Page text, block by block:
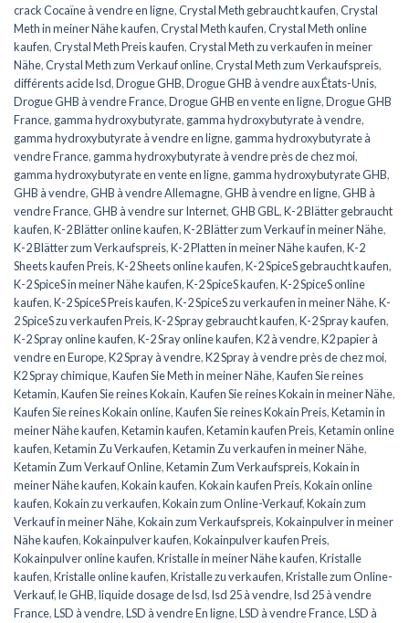
crack Cocaïne à vendre en ligne,Crystal Meth gebraucht kaufen,Crystal
Meth in meiner Nähe kaufen,Crystal Meth kaufen,Crystal Meth online
kaufen,Crystal Meth Preis kaufen,Crystal Meth zu verkaufen in meiner
Nähe,Crystal Meth zum Verkauf online,Crystal Meth zum Verkaufspreis,
différents acide lsd,Drogue GHB,Drogue GHB à vendre aux États-Unis,
Drogue GHB à vendre France,Drogue GHB en vente en ligne,Drogue GHB
France, gamma hydroxybutyrate, gamma hydroxybutyrate à vendre,
gamma hydroxybutyrate à vendre en ligne, gamma hydroxybutyrate à
vendre France, gamma hydroxybutyrate à vendre près de chez moi,
gamma hydroxybutyrate en vente en ligne, gamma hydroxybutyrate GHB,
GHB à vendre,GHB à vendre Allemagne,GHB à vendre en ligne,GHB à
vendre France,GHB à vendre sur Internet,GHB GBL ,K-2 Blätter gebraucht
kaufen,K-2 Blätter online kaufen,K-2 Blätter zum Verkauf in meiner Nähe,
K-2 Blätter zum Verkaufspreis,K-2 Platten in meiner Nähe kaufen,K-2
Sheets kaufen Preis,K-2 Sheets online kaufen,K-2 SpiceS gebraucht kaufen,
K-2 SpiceS in meiner Nähe kaufen,K-2 SpiceS kaufen,K-2 SpiceS online
kaufen,K-2 SpiceS Preis kaufen,K-2 SpiceS zu verkaufen in meiner Nähe,K-
2 SpiceS zu verkaufen Preis,K-2 Spray gebraucht kaufen,K-2 Spray kaufen,
K-2 Spray online kaufen,K-2 Sray online kaufen,K2 à vendre,K2 papier à
vendre en Europe,K2 Spray à vendre,K2 Spray à vendre près de chez moi,
K2 Spray chimique,Kaufen Sie Meth in meiner Nähe,Kaufen Sie reines
Ketamin,Kaufen Sie reines Kokain,Kaufen Sie reines Kokain in meiner Nähe,
Kaufen Sie reines Kokain online,Kaufen Sie reines Kokain Preis,Ketamin in
meiner Nähe kaufen,Ketamin kaufen,Ketamin kaufen Preis,Ketamin online
kaufen,Ketamin Zu Verkaufen,Ketamin Zu verkaufen in meiner Nähe,
Ketamin Zum Verkauf Online,Ketamin Zum Verkaufspreis,Kokain in
meiner Nähe kaufen,Kokain kaufen,Kokain kaufen Preis,Kokain online
kaufen,Kokain zu verkaufen,Kokain zum Online-Verkauf,Kokain zum
Verkauf in meiner Nähe,Kokain zum Verkaufspreis,Kokainpulver in meiner
Nähe kaufen,Kokainpulver kaufen,Kokainpulver kaufen Preis,
Kokainpulver online kaufen,Kristalle in meiner Nähe kaufen,Kristalle
kaufen,Kristalle online kaufen,Kristalle zu verkaufen,Kristalle zum Online-
Verkauf,le GHB,liquide dosage de lsd,lsd 25 à vendre,lsd 25 à vendre
France,LSD à vendre,LSD à vendre En ligne,LSD à vendre France,LSD à